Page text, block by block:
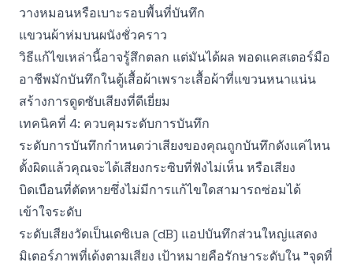
วางหมอนหรือเบาะรอบพื้นที่บันทึก
แขวนผ้าห่มบนผนังชั่วคราว
วิธีแก้ไขเหล่านี้อาจรู้สึกตลก แต่มันได้ผล พอดแคสเตอร์มือ
อาชีพมักบันทึกในตู้เสื้อผ้าเพราะเสื้อผ้าที่แขวนหนาแน่น
สร้างการดูดซับเสียงที่ดีเยี่ยม
เทคนิคที่ 4: ควบคุมระดับการบันทึก
ระดับการบันทึกกำหนดว่าเสียงของคุณถูกบันทึกดังแค่ไหน
ตั้งผิดแล้วคุณจะได้เสียงกระซิบที่ฟังไม่เห็น หรือเสียง
บิดเบือนที่ตัดหายซึ่งไม่มีการแก้ไขใดสามารถซ่อมได้
เข้าใจระดับ
ระดับเสียงวัดเป็นเดซิเบล (dB) แอปบันทึกส่วนใหญ่แสดง
มิเตอร์ภาพที่เด้งตามเสียง เป้าหมายคือรักษาระดับใน "จุดที่